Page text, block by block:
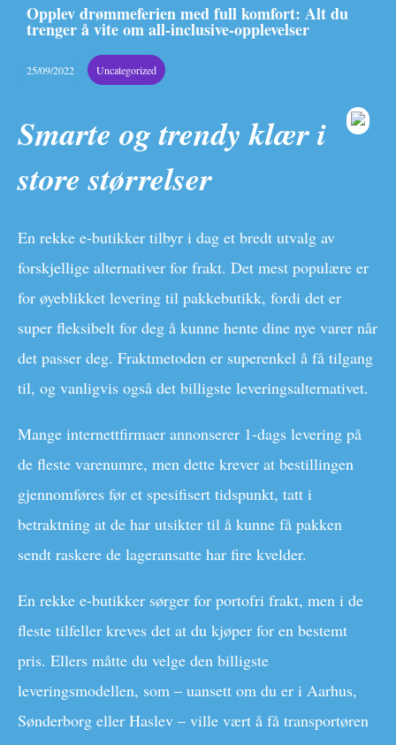
Opplev drømmeferien med full komfort: Alt du
trenger å vite om all-inclusive-opplevelser
25/09/2022 Uncategorized
Smarte og trendy klær i
store størrelser
En rekke e-butikker tilbyr i dag et bredt utvalg av
forskjellige alternativer for frakt. Det mest populære er
for øyeblikket levering til pakkebutikk, fordi det er
super fleksibelt for deg å kunne hente dine nye varer når
det passer deg. Fraktmetoden er superenkel å få tilgang
til, og vanligvis også det billigste leveringsalternativet.
Mange internettfirmaer annonserer 1-dags levering på
de fleste varenumre, men dette krever at bestillingen
gjennomføres før et spesifisert tidspunkt, tatt i
betraktning at de har utsikter til å kunne få pakken
sendt raskere de lageransatte har fire kvelder.
En rekke e-butikker sørger for portofri frakt, men i de
fleste tilfeller kreves det at du kjøper for en bestemt
pris. Ellers måtte du velge den billigste
leveringsmodellen, som – uansett om du er i Aarhus,
Sønderborg eller Haslev – ville vært å få transportøren